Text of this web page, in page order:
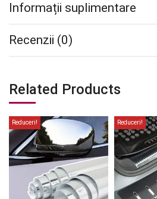
Informații suplimentare
Recenzii (0)
Related Products
Reduceri! Reduceri!